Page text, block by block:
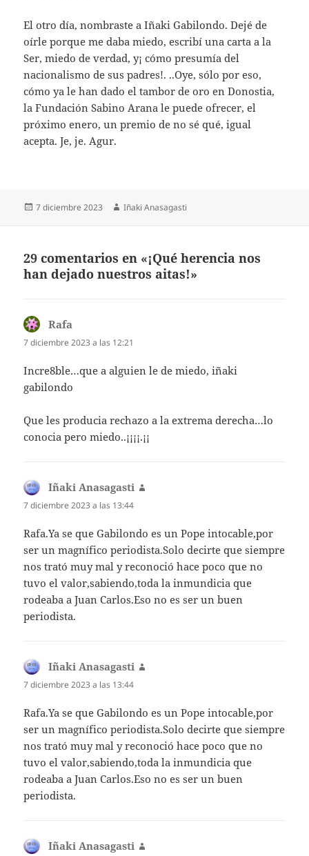
El otro día, nombraste a Iñaki Gabilondo. Dejé de
oírle porque me daba miedo, escribí una carta a la
Ser, miedo de verdad, y¡ cómo presumía del
nacionalismo de sus padres!. ..Oye, sólo por eso,
cómo ya le han dado el tambor de oro en Donostia,
la Fundación Sabino Arana le puede ofrecer, el
próximo enero, un premio de no sé qué, igual
acepta. Je, je. Agur.
Publicado
7 diciembre 2023 Autor
Iñaki Anasagasti
29 comentarios en «¡Qué herencia nos
han dejado nuestros aitas!»
Rafa
7 diciembre 2023 a las 12:21
Incre8ble…que a alguien le de miedo, iñaki
gabilondo
Que les producia rechazo a la extrema derecha…lo
conocia pero miedo..¡¡¡¡.¡¡
Iñaki Anasagasti
7 diciembre 2023 a las 13:44
Rafa.Ya se que Gabilondo es un Pope intocable,por
ser un magnífico periodista.Solo decirte que siempre
nos trató muy mal y reconoció hace poco que no
tuvo el valor,sabiendo,toda la inmundicia que
rodeaba a Juan Carlos.Eso no es ser un buen
periodista.
Iñaki Anasagasti
7 diciembre 2023 a las 13:44
Rafa.Ya se que Gabilondo es un Pope intocable,por
ser un magnífico periodista.Solo decirte que siempre
nos trató muy mal y reconoció hace poco que no
tuvo el valor,sabiendo,toda la inmundicia que
rodeaba a Juan Carlos.Eso no es ser un buen
periodista.
Iñaki Anasagasti